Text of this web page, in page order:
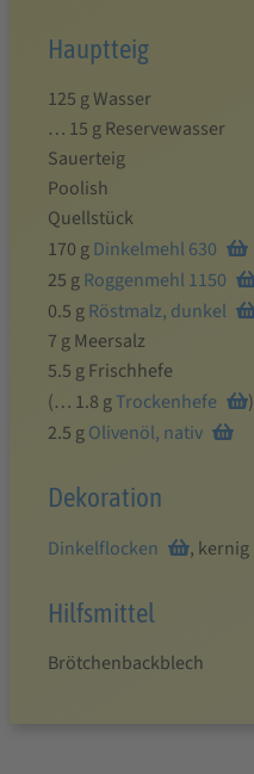
Hauptteig
125 g Wasser
… 15 g Reservewasser
Sauerteig
Poolish
Quellstück
170 gDinkelmehl 630
25 gRoggenmehl 1150
0.5 gRöstmalz, dunkel
7 g Meersalz
5.5 g Frischhefe
(… 1.8 gTrockenhefe
)
2.5 gOlivenöl, nativ
Dekoration
Dinkelflocken , kernig
Hilfsmittel
Brötchenbackblech